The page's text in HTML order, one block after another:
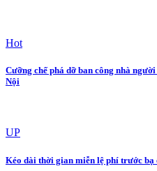
Hot
Cưỡng chế phá dỡ ban công nhà
Nội
UP
Kéo dài thời gian miễn lệ phí trước bạ